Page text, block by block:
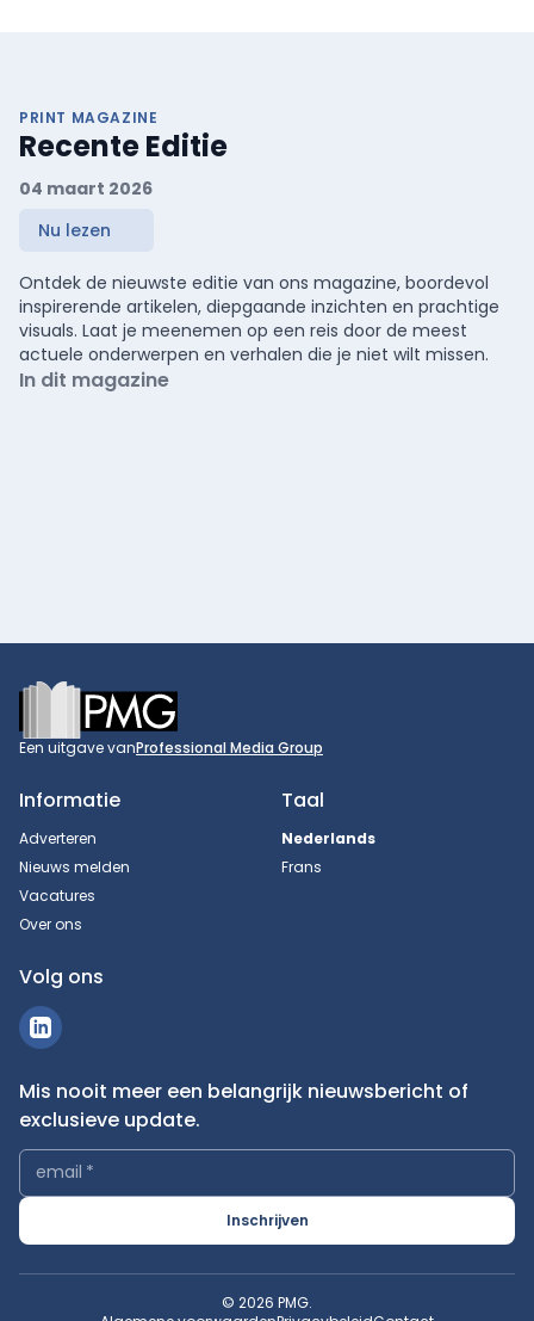
PRINT MAGAZINE
Recente Editie
04 maart 2026
Nu lezen
Ontdek de nieuwste editie van ons magazine, boordevol
inspirerende artikelen, diepgaande inzichten en prachtige
visuals. Laat je meenemen op een reis door de meest
actuele onderwerpen en verhalen die je niet wilt missen.
In dit magazine
Footer
Een uitgave vanProfessional Media Group
Informatie
Adverteren
Nieuws melden
Vacatures
Over ons
Taal
Nederlands
Frans
Volg ons
Mis nooit meer een belangrijk nieuwsbericht of
exclusieve update.
email *
Inschrijven
© 2026 PMG.